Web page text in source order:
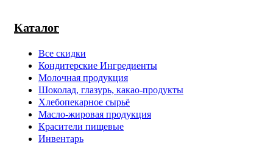
Каталог
Все скидки
Кондитерские Ингредиенты
Молочная продукция
Шоколад, глазурь, какао-продукты
Хлебопекарное сырьё
Масло-жировая продукция
Красители пищевые
Инвентарь